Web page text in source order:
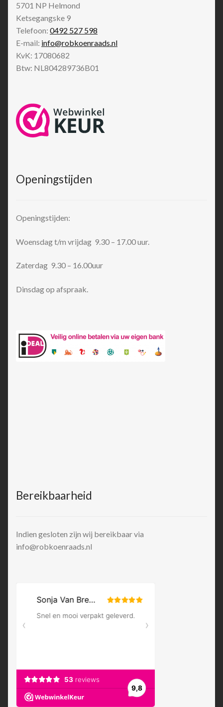
5701 NP Helmond
Ketsegangske 9
Telefoon: 0492 527 598
E-mail: info@robkoenraads.nl
KvK: 17080682
Btw: NL804289736B01
Openingstijden
Openingstijden:
Woensdag t/m vrijdag 9.30 – 17.00 uur.
Zaterdag 9.30 – 16.00uur
Dinsdag op afspraak.
Bereikbaarheid
Indien gesloten zijn wij bereikbaar via
info@robkoenraads.nl